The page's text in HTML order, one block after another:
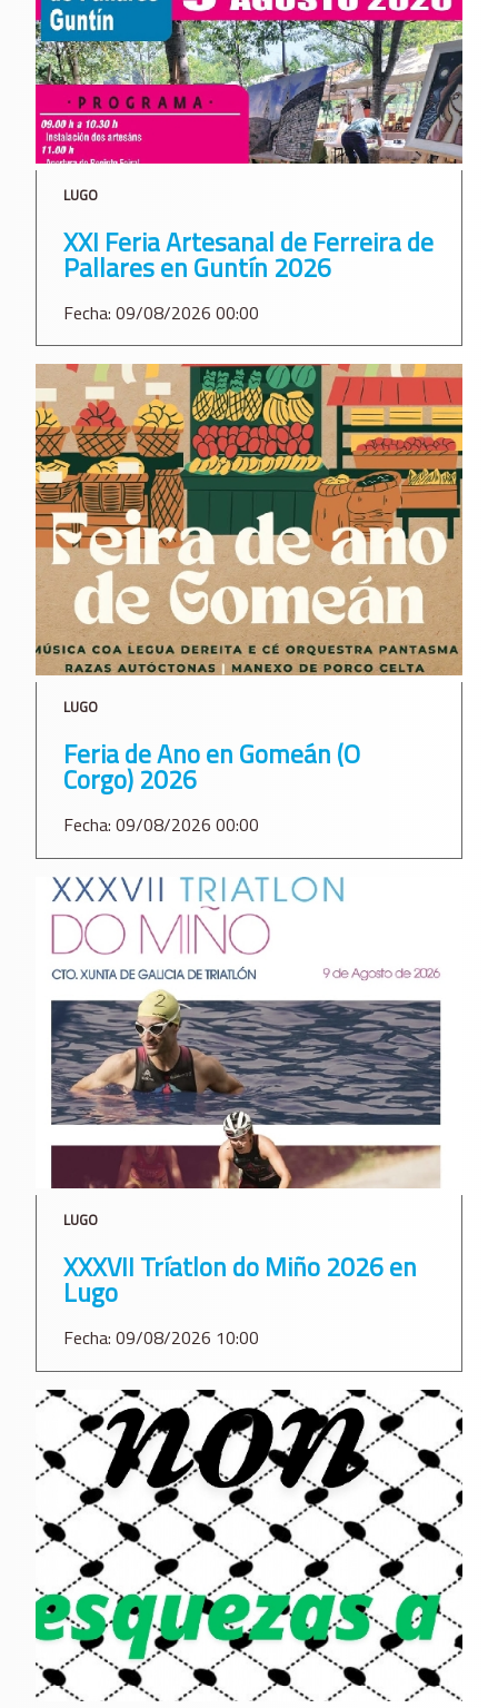
LUGO
XXI Feria Artesanal de Ferreira de
Pallares en Guntín 2026
Fecha: 09/08/2026 00:00
LUGO
Feria de Ano en Gomeán (O
Corgo) 2026
Fecha: 09/08/2026 00:00
LUGO
XXXVII Tríatlon do Miño 2026 en
Lugo
Fecha: 09/08/2026 10:00